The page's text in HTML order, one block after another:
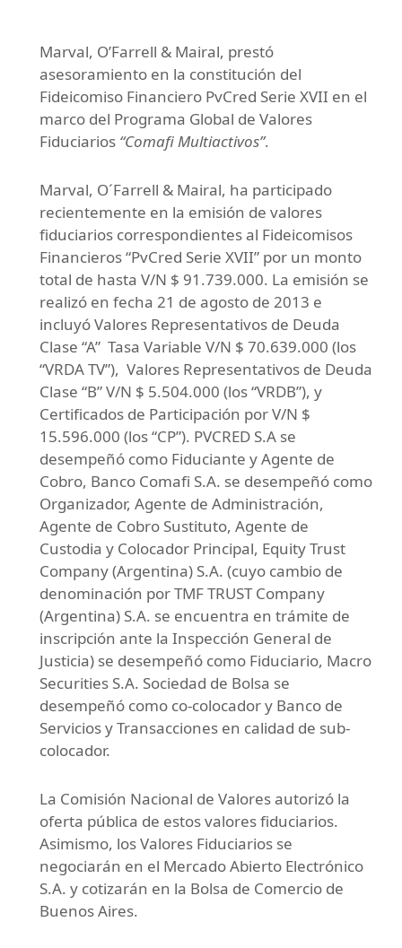
Marval, O’Farrell & Mairal, prestó
asesoramiento en la constitución del
Fideicomiso Financiero PvCred Serie XVII en el
marco del Programa Global de Valores
Fiduciarios “Comafi Multiactivos”.
Marval, O´Farrell & Mairal, ha participado
recientemente en la emisión de valores
fiduciarios correspondientes al Fideicomisos
Financieros “PvCred Serie XVII” por un monto
total de hasta V/N $ 91.739.000. La emisión se
realizó en fecha 21 de agosto de 2013 e
incluyó Valores Representativos de Deuda
Clase “A” Tasa Variable V/N $ 70.639.000 (los
“VRDA TV”), Valores Representativos de Deuda
Clase “B” V/N $ 5.504.000 (los “VRDB”), y
Certificados de Participación por V/N $
15.596.000 (los “CP”). PVCRED S.A se
desempeñó como Fiduciante y Agente de
Cobro, Banco Comafi S.A. se desempeñó como
Organizador, Agente de Administración,
Agente de Cobro Sustituto, Agente de
Custodia y Colocador Principal, Equity Trust
Company (Argentina) S.A. (cuyo cambio de
denominación por TMF TRUST Company
(Argentina) S.A. se encuentra en trámite de
inscripción ante la Inspección General de
Justicia) se desempeñó como Fiduciario, Macro
Securities S.A. Sociedad de Bolsa se
desempeñó como co-colocador y Banco de
Servicios y Transacciones en calidad de sub-
colocador.
La Comisión Nacional de Valores autorizó la
oferta pública de estos valores fiduciarios.
Asimismo, los Valores Fiduciarios se
negociarán en el Mercado Abierto Electrónico
S.A. y cotizarán en la Bolsa de Comercio de
Buenos Aires.